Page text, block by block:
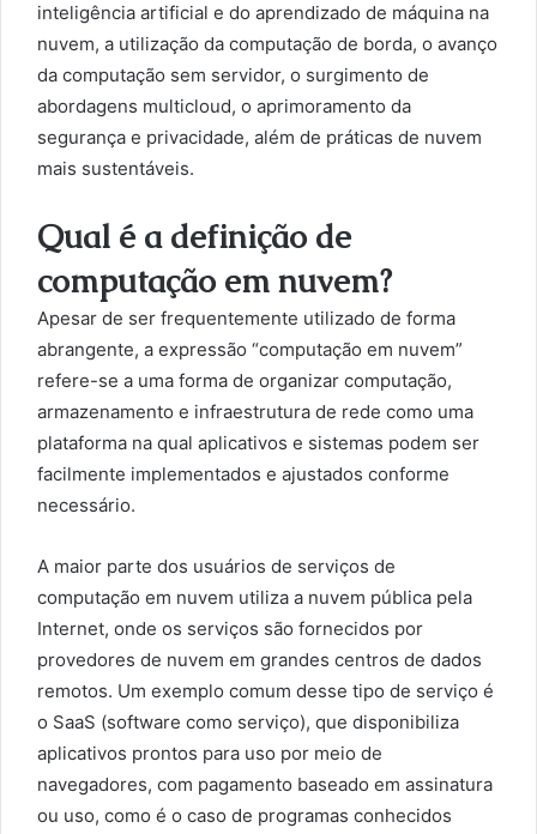
inteligência artificial e do aprendizado de máquina na
nuvem, a utilização da computação de borda, o avanço
da computação sem servidor, o surgimento de
abordagens multicloud, o aprimoramento da
segurança e privacidade, além de práticas de nuvem
mais sustentáveis.
Qual é a definição de
computação em nuvem?
Apesar de ser frequentemente utilizado de forma
abrangente, a expressão “computação em nuvem”
refere-se a uma forma de organizar computação,
armazenamento e infraestrutura de rede como uma
plataforma na qual aplicativos e sistemas podem ser
facilmente implementados e ajustados conforme
necessário.
A maior parte dos usuários de serviços de
computação em nuvem utiliza a nuvem pública pela
Internet, onde os serviços são fornecidos por
provedores de nuvem em grandes centros de dados
remotos. Um exemplo comum desse tipo de serviço é
o SaaS (software como serviço), que disponibiliza
aplicativos prontos para uso por meio de
navegadores, com pagamento baseado em assinatura
ou uso, como é o caso de programas conhecidos